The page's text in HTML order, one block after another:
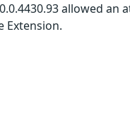
allowed an
Extension.